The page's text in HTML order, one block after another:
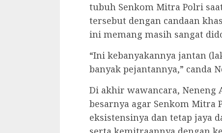
tubuh Senkom Mitra Polri
tersebut dengan candaan
ini memang masih sangat
“Ini kebanyakannya jantan
banyak pejantannya,” canda
Di akhir wawancara, Neneng
besarnya agar Senkom Mitra
eksistensinya dan tetap jaya